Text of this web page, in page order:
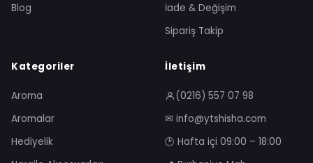
Blog
İade & Değişim
Sipariş Takip
Kategoriler
Aroma
Aromalar
Hediyelik
İletişim
(0216) 557 07 98
✉ info@ytshisha.com
🕑 Hafta içi 09:00 – 18:00